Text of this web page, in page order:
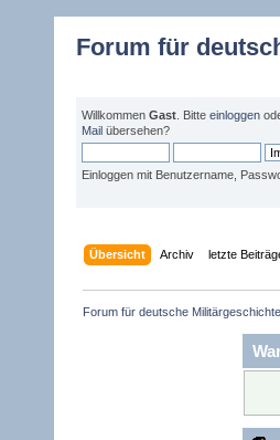
Forum für
Willkommen Gast . Bitte einloggen
Mail übersehen?
Einloggen mit Benutzername,
Übersicht Archiv letzte
Forum für deutsche Militärgeschichte